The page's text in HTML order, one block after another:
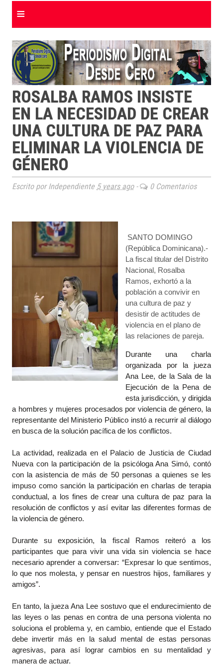
≡
ROSALBA RAMOS INSISTE
EN LA NECESIDAD DE CREAR
UNA CULTURA DE PAZ PARA
ELIMINAR LA VIOLENCIA DE
GÉNERO
Escrito por Independiente 5 years ago- 0 Comentarios
SANTO DOMINGO
(República Dominicana).-
La fiscal titular del Distrito
Nacional, Rosalba
Ramos, exhortó a la
población a convivir en
una cultura de paz y
desistir de actitudes de
violencia en el plano de
las relaciones de pareja.
Durante una charla
organizada por la jueza
Ana Lee, de la Sala de la
Ejecución de la Pena de
esta jurisdicción, y dirigida
a hombres y mujeres procesados por violencia de género, la
representante del Ministerio Público instó a recurrir al diálogo
en busca de la solución pacífica de los conflictos.
La actividad, realizada en el Palacio de Justicia de Ciudad
Nueva con la participación de la psicóloga Ana Simó, contó
con la asistencia de más de 50 personas a quienes se les
impuso como sanción la participación en charlas de terapia
conductual, a los fines de crear una cultura de paz para la
resolución de conflictos y así evitar las diferentes formas de
la violencia de género.
Durante su exposición, la fiscal Ramos reiteró a los
participantes que para vivir una vida sin violencia se hace
necesario aprender a conversar: “Expresar lo que sentimos,
lo que nos molesta, y pensar en nuestros hijos, familiares y
amigos”.
En tanto, la jueza Ana Lee sostuvo que el endurecimiento de
las leyes o las penas en contra de una persona violenta no
soluciona el problema y, en cambio, entiende que el Estado
debe invertir más en la salud mental de estas personas
agresivas, para así lograr cambios en su mentalidad y
manera de actuar.